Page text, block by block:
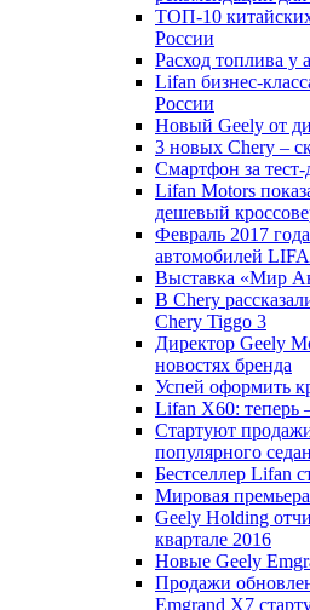
ТОП-10
России
Расход топлива у
Lifan бизнес-
России
Новый Geely от
3 новых Chery –
Смартфон за
Lifan Motors
дешевый
Февраль 2017
автомобилей
Выставка «Мир
В Chery
Chery Tiggo 3
Директор Geely
новостях бренда
Успей оформить
Lifan X60:
Стартуют
популярного
Бестселлер Lifan
Мировая
Geely Holding
квартале 2016
Новые Geely
Продажи
Emgrand X7